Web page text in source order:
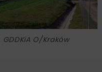
O/Kraków